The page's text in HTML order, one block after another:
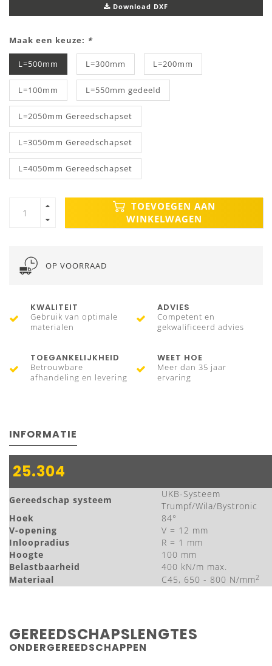
Download DXF
Maak een keuze: *
L=500mm L=300mm L=200mm
L=100mm L=550mm gedeeld
L=2050mm Gereedschapset
L=3050mm Gereedschapset
L=4050mm Gereedschapset
TOEVOEGEN AAN
WINKELWAGEN
OP VOORRAAD
KWALITEIT
Gebruik van optimale
materialen
ADVIES
Competent en
gekwalificeerd advies
TOEGANKELIJKHEID
Betrouwbare
afhandeling en levering
WEET HOE
Meer dan 35 jaar
ervaring
INFORMATIE
25.304
Gereedschap systeem
UKB-Systeem
Trumpf/Wila/Bystronic
Hoek
84°
V-opening
V = 12 mm
Inloopradius
R = 1 mm
Hoogte
100 mm
Belastbaarheid
400 kN/m max.
Materiaal
C45, 650 - 800 N/mm2
GEREEDSCHAPSLENGTES
ONDERGEREEDSCHAPPEN